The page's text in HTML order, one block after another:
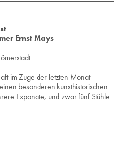
Ernst Mays
im Zuge der letzten Monat
besonderen kunsthistorischen
Exponate, und zwar fünf Stühle